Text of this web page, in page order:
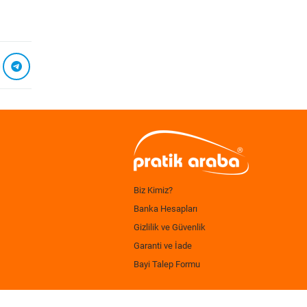
Biz Kimiz?
Banka Hesapları
Gizlilik ve Güvenlik
Garanti ve İade
Bayi Talep Formu